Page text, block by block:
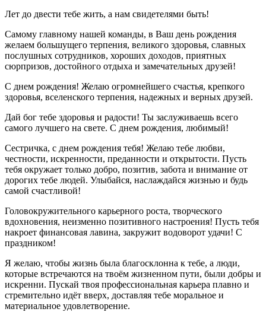
Лет до двести тебе жить, а нам свидетелями быть!
Самому главному нашей команды, в Ваш день рождения
желаем большущего терпения, великого здоровья, славных
послушных сотрудников, хороших доходов, приятных
сюрпризов, достойного отдыха и замечательных друзей!
С днем рождения! Желаю огромнейшего счастья, крепкого
здоровья, вселенского терпения, надежных и верных друзей.
Дай бог тебе здоровья и радости! Ты заслуживаешь всего
самого лучшего на свете. С днем рождения, любимый!
Сестричка, с днем рождения тебя! Желаю тебе любви,
честности, искренности, преданности и открытости. Пусть
тебя окружает только добро, позитив, забота и внимание от
дорогих тебе людей. Улыбайся, наслаждайся жизнью и будь
самой счастливой!
Головокружительного карьерного роста, творческого
вдохновения, неизменно позитивного настроения! Пусть тебя
накроет финансовая лавина, закружит водоворот удачи! С
праздником!
Я желаю, чтобы жизнь была благосклонна к тебе, а люди,
которые встречаются на твоём жизненном пути, были добры и
искренни. Пускай твоя профессиональная карьера плавно и
стремительно идёт вверх, доставляя тебе моральное и
материальное удовлетворение.